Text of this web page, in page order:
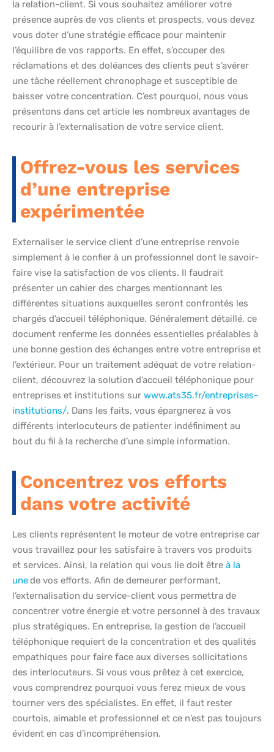
la relation-client. Si vous souhaitez améliorer votre
présence auprès de vos clients et prospects, vous devez
vous doter d’une stratégie efficace pour maintenir
l’équilibre de vos rapports. En effet, s’occuper des
réclamations et des doléances des clients peut s’avérer
une tâche réellement chronophage et susceptible de
baisser votre concentration. C’est pourquoi, nous vous
présentons dans cet article les nombreux avantages de
recourir à l’externalisation de votre service client.
Offrez-vous les services
d’une entreprise
expérimentée
Externaliser le service client d’une entreprise renvoie
simplement à le confier à un professionnel dont le savoir-
faire vise la satisfaction de vos clients. Il faudrait
présenter un cahier des charges mentionnant les
différentes situations auxquelles seront confrontés les
chargés d’accueil téléphonique. Généralement détaillé, ce
document renferme les données essentielles préalables à
une bonne gestion des échanges entre votre entreprise et
l’extérieur. Pour un traitement adéquat de votre relation-
client, découvrez la solution d’accueil téléphonique pour
entreprises et institutions sur www.ats35.fr/entreprises-
institutions/. Dans les faits, vous épargnerez à vos
différents interlocuteurs de patienter indéfiniment au
bout du fil à la recherche d’une simple information.
Concentrez vos efforts
dans votre activité
Les clients représentent le moteur de votre entreprise car
vous travaillez pour les satisfaire à travers vos produits
et services. Ainsi, la relation qui vous lie doit être à la
unede vos efforts. Afin de demeurer performant,
l’externalisation du service-client vous permettra de
concentrer votre énergie et votre personnel à des travaux
plus stratégiques. En entreprise, la gestion de l’accueil
téléphonique requiert de la concentration et des qualités
empathiques pour faire face aux diverses sollicitations
des interlocuteurs. Si vous vous prêtez à cet exercice,
vous comprendrez pourquoi vous ferez mieux de vous
tourner vers des spécialistes. En effet, il faut rester
courtois, aimable et professionnel et ce n’est pas toujours
évident en cas d’incompréhension.